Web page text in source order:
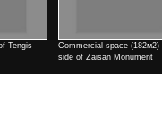
1 rooms / north side of Kino
Uildwer